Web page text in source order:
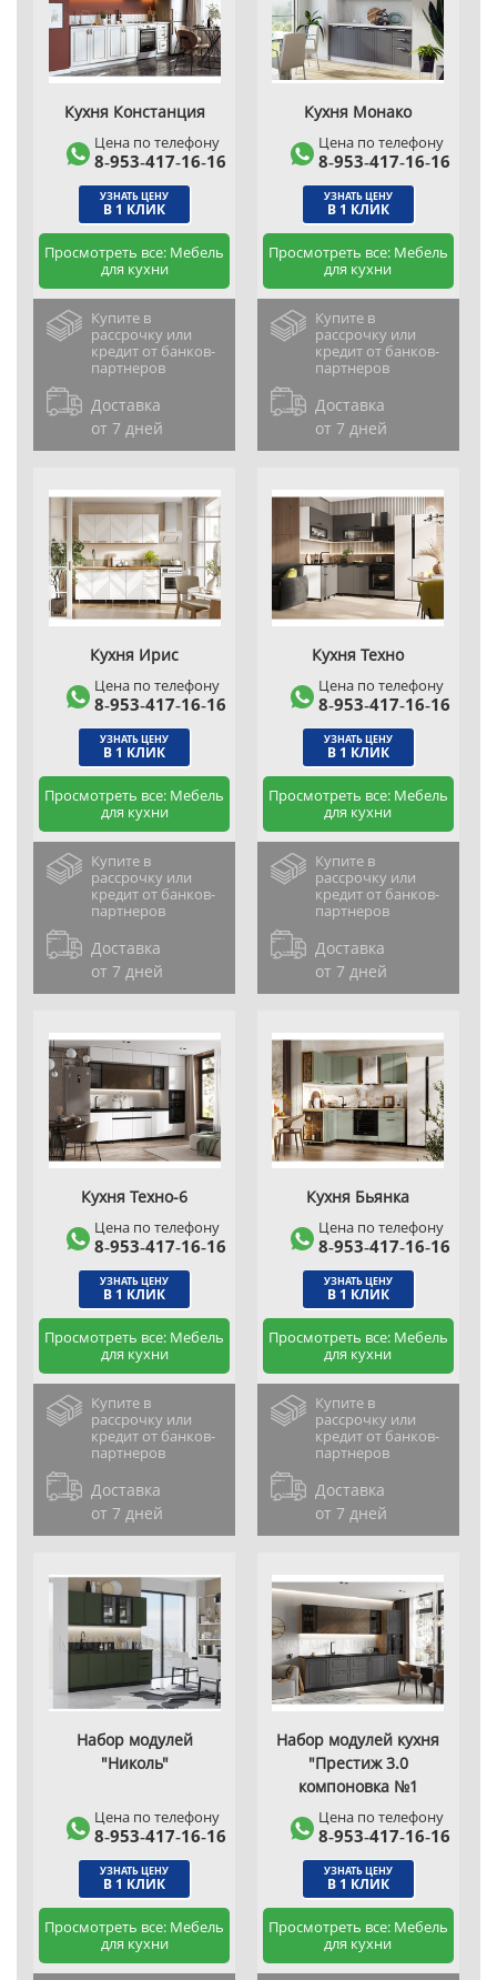
Кухня Констанция
Цена по телефону
8‑953‑417‑16‑16
УЗНАТЬ ЦЕНУ
В 1 КЛИК
Просмотреть все: Мебель
для кухни
Купите в
рассрочку или
кредит от банков-
партнеров
Доставка
от 7 дней
Кухня Монако
Цена по телефону
8‑953‑417‑16‑16
УЗНАТЬ ЦЕНУ
В 1 КЛИК
Просмотреть все: Мебель
для кухни
Купите в
рассрочку или
кредит от банков-
партнеров
Доставка
от 7 дней
Кухня Ирис
Цена по телефону
8‑953‑417‑16‑16
УЗНАТЬ ЦЕНУ
В 1 КЛИК
Просмотреть все: Мебель
для кухни
Купите в
рассрочку или
кредит от банков-
партнеров
Доставка
от 7 дней
Кухня Техно
Цена по телефону
8‑953‑417‑16‑16
УЗНАТЬ ЦЕНУ
В 1 КЛИК
Просмотреть все: Мебель
для кухни
Купите в
рассрочку или
кредит от банков-
партнеров
Доставка
от 7 дней
Кухня Техно-6
Цена по телефону
8‑953‑417‑16‑16
УЗНАТЬ ЦЕНУ
В 1 КЛИК
Просмотреть все: Мебель
для кухни
Купите в
рассрочку или
кредит от банков-
партнеров
Доставка
от 7 дней
Кухня Бьянка
Цена по телефону
8‑953‑417‑16‑16
УЗНАТЬ ЦЕНУ
В 1 КЛИК
Просмотреть все: Мебель
для кухни
Купите в
рассрочку или
кредит от банков-
партнеров
Доставка
от 7 дней
Набор модулей
"Николь"
Цена по телефону
8‑953‑417‑16‑16
УЗНАТЬ ЦЕНУ
В 1 КЛИК
Просмотреть все: Мебель
для кухни
Набор модулей кухня
"Престиж 3.0
компоновка №1
Цена по телефону
8‑953‑417‑16‑16
УЗНАТЬ ЦЕНУ
В 1 КЛИК
Просмотреть все: Мебель
для кухни